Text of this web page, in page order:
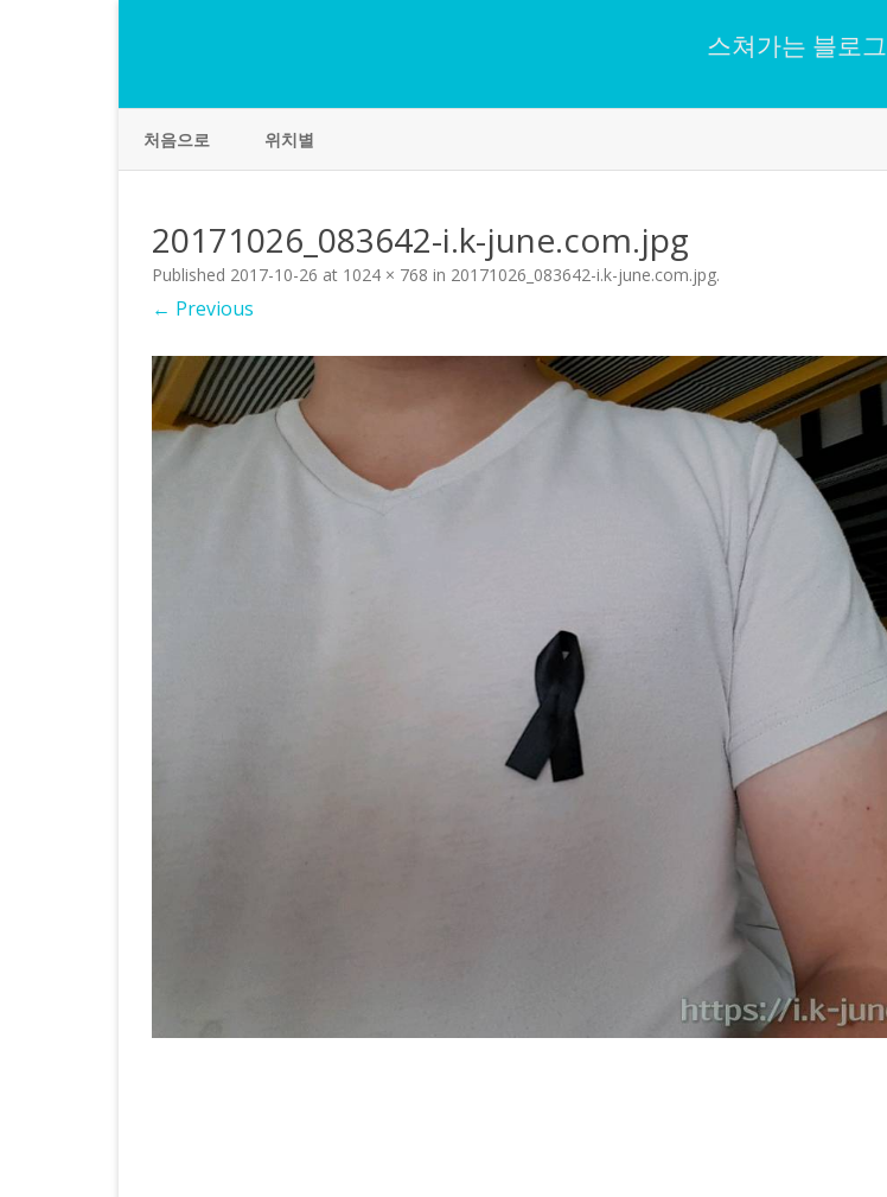
스쳐가는 블로그
처음으로 위치별
20171026_083642-i.k-june.com.jpg
Published 2017-10-26 at 1024 × 768 in 20171026_083642-i.k-june.com.jpg.
← Previous